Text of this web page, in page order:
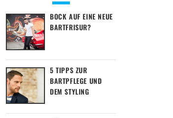
BOCK AUF EINE NEUE
BARTFRISUR?
5 TIPPS ZUR
BARTPFLEGE UND
DEM STYLING